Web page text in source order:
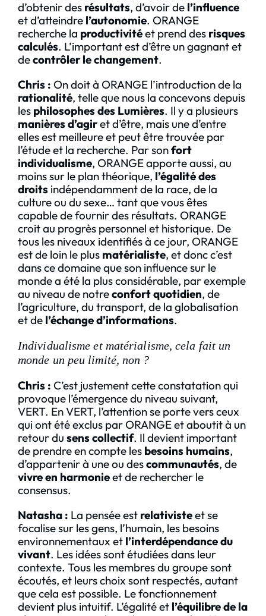
d’obtenir des résultats, d’avoir de l’influence
et d’atteindre l’autonomie. ORANGE
recherche la productivitéet prend des risques
calculés. L’important est d’être un gagnant et
decontrôler le changement.
Chris : On doit à ORANGE l’introduction de la
rationalité, telle que nous la concevons depuis
les philosophes des Lumières. Il y a plusieurs
manières d’agiret d’être, mais une d’entre
elles est meilleure et peut être trouvée par
l’étude et la recherche. Par sonfort
individualisme, ORANGE apporte aussi, au
moins sur le plan théorique, l’égalité des
droitsindépendamment de la race, de la
culture ou du sexe… tant que vous êtes
capable de fournir des résultats. ORANGE
croit au progrès personnel et historique. De
tous les niveaux identifiés à ce jour, ORANGE
est de loin le plus matérialiste, et donc c’est
dans ce domaine que son influence sur le
monde a été la plus considérable, par exemple
au niveau de notreconfort quotidien, de
l’agriculture, du transport, de la globalisation
et de l’échange d’informations.
Individualisme et matérialisme, cela fait un
monde un peu limité, non ?
Chris : C’est justement cette constatation qui
provoque l’émergence du niveau suivant,
VERT. En VERT, l’attention se porte vers ceux
qui ont été exclus par ORANGE et aboutit à un
retour du sens collectif. Il devient important
de prendre en compte les besoins humains,
d’appartenir à une ou descommunautés, de
vivre en harmonieet de rechercher le
consensus.
Natasha : La pensée est relativisteet se
focalise sur les gens, l’humain, les besoins
environnementaux et l’interdépendance du
vivant. Les idées sont étudiées dans leur
contexte. Tous les membres du groupe sont
écoutés, et leurs choix sont respectés, autant
que cela est possible. Le fonctionnement
devient plus intuitif. L’égalité et l’équilibre de la